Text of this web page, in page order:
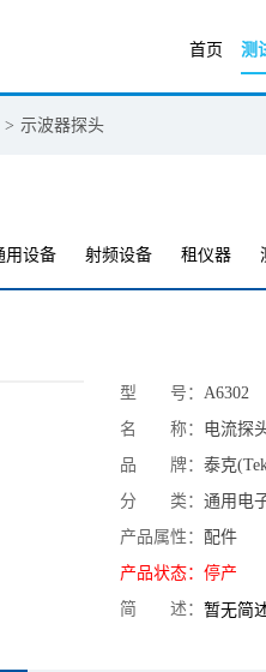
首页 测
> 示波器探头
用设备 射频设备 租仪器
型 号： A6302
名 称： 电流探
品 牌： 泰克
分 类： 通用电
产品属性： 配件
产品状态： 停产
简 述： 暂无简